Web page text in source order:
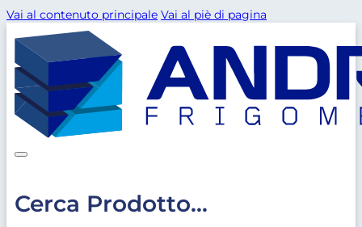
Vai al contenuto principale Vai al piè di pagina
Cerca Prodotto...